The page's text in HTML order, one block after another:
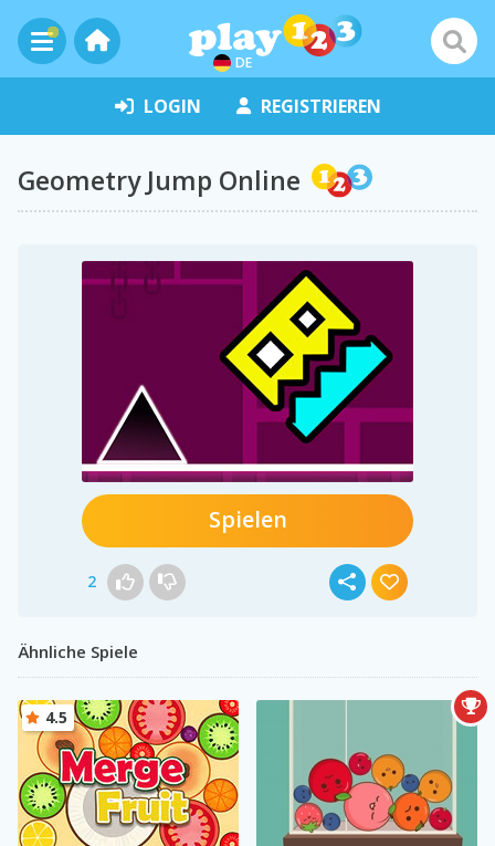
DE
LOGIN REGISTRIEREN
Geometry Jump Online
Spielen
2
Ähnliche Spiele
4.5